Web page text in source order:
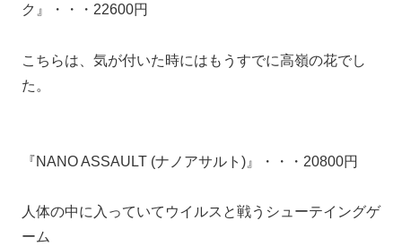
ク』・・・22600円
こちらは、気が付いた時にはもうすでに高嶺の花でし
た。
『NANO ASSAULT (ナノアサルト)』・・・20800円
人体の中に入っていてウイルスと戦うシューテイングゲ
ーム